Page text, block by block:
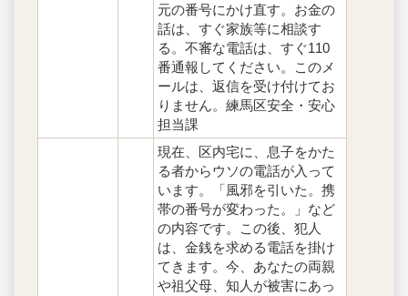
元の番号にかけ直す。お金の
話は、すぐ家族等に相談す
る。不審な電話は、すぐ110
番通報してください。このメ
ールは、返信を受け付けてお
りません。練馬区安全・安心
担当課
現在、区内宅に、息子をかた
る者からウソの電話が入って
います。「風邪を引いた。携
帯の番号が変わった。」など
の内容です。この後、犯人
は、金銭を求める電話を掛け
てきます。今、あなたの両親
や祖父母、知人が被害にあっ